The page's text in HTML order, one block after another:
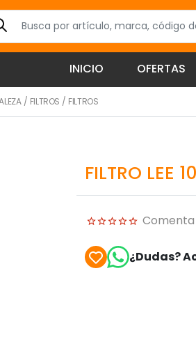
INICIO OFERTAS
/ FILTROS / FILTROS
FILTRO LEE
¿Dudas?